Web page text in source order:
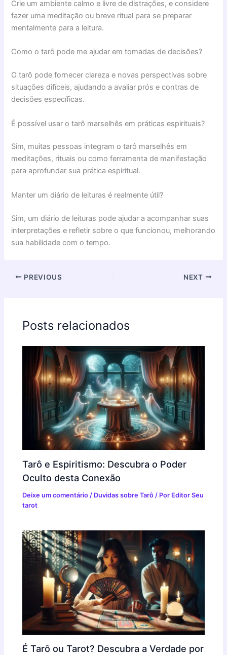
Crie um ambiente calmo e livre de distrações, e considere
fazer uma meditação ou breve ritual para se preparar
mentalmente para a leitura.
Como o tarô pode me ajudar em tomadas de decisões?
O tarô pode fornecer clareza e novas perspectivas sobre
situações difíceis, ajudando a avaliar prós e contras de
decisões específicas.
É possível usar o tarô marselhês em práticas espirituais?
Sim, muitas pessoas integram o tarô marselhês em
meditações, rituais ou como ferramenta de manifestação
para aprofundar sua prática espiritual.
Manter um diário de leituras é realmente útil?
Sim, um diário de leituras pode ajudar a acompanhar suas
interpretações e refletir sobre o que funcionou, melhorando
sua habilidade com o tempo.
PREVIOUS NEXT
Posts relacionados
Tarô e Espiritismo: Descubra o Poder
Oculto desta Conexão
Deixe um comentário / Duvidas sobre Tarô / Por Editor Seu
tarot
É Tarô ou Tarot? Descubra a Verdade por